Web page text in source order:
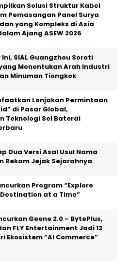
Solusi Struktur Kabel
Pemasangan Panel Surya
yang Kompleks di Asia
Ajang ASEW 2026
SIAL Guangzhou Soroti
Menentukan Arah Industri
Minuman Tiongkok
Lonjakan Permintaan
di Pasar Global,
Teknologi Sel Baterai
Dua Versi Asal Usul Nama
Rekam Jejak Sejarahnya
Program “Explore
Destination at a Time”
Geene 2.0 – BytePlus,
FLY Entertainment Jadi 12
Ekosistem “AI Commerce”